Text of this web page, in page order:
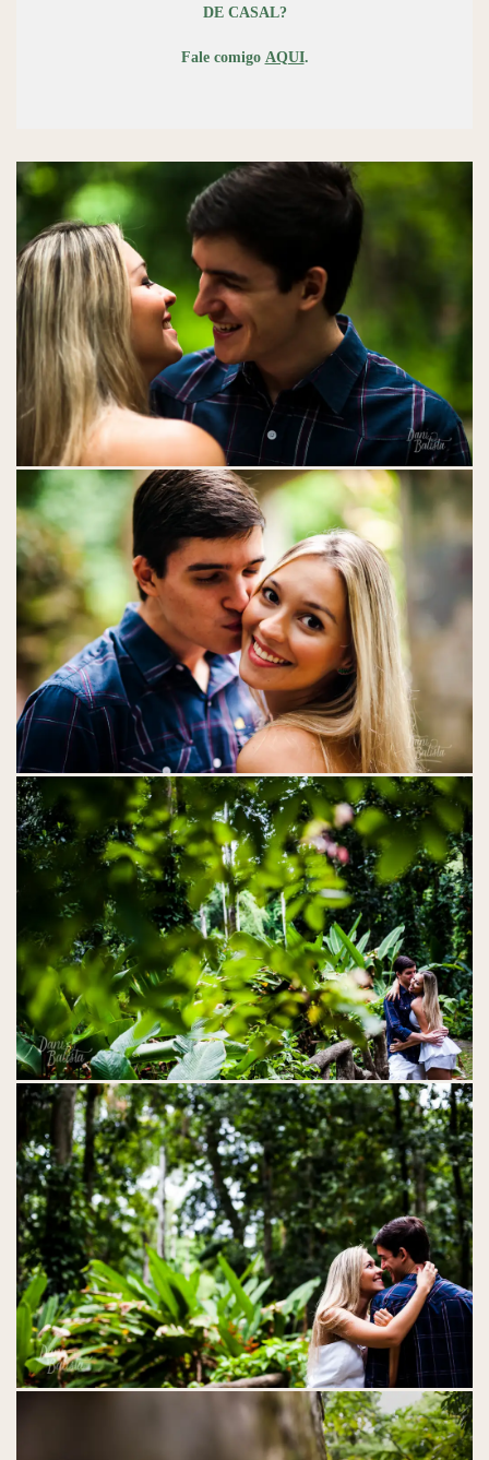
DE CASAL?
Fale comigo AQUI.